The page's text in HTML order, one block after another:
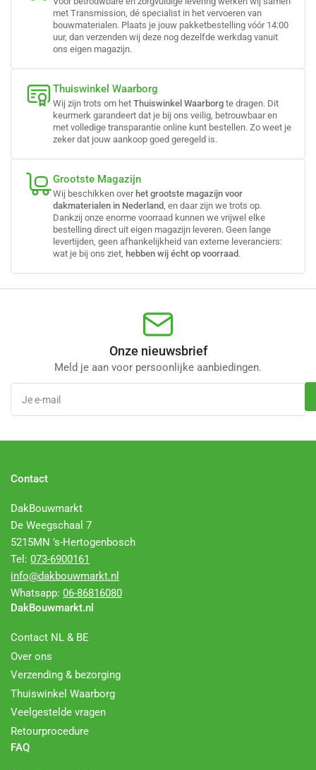
met Transmission, dé specialist in het vervoeren van
bouwmaterialen. Plaats je jouw pakketbestelling vóór 14:00
uur, dan verzenden wij deze nog dezelfde werkdag vanuit
ons eigen magazijn.
Thuiswinkel Waarborg
Wij zijn trots om het Thuiswinkel Waarborg te dragen. Dit
keurmerk garandeert dat je bij ons veilig, betrouwbaar en
met volledige transparantie online kunt bestellen. Zo weet je
zeker dat jouw aankoop goed geregeld is.
Grootste Magazijn
Wij beschikken over het grootste magazijn voor
dakmaterialen in Nederland, en daar zijn we trots op.
Dankzij onze enorme voorraad kunnen we vrijwel elke
bestelling direct uit eigen magazijn leveren. Geen lange
levertijden, geen afhankelijkheid van externe leveranciers:
wat je bij ons ziet, hebben wij écht op voorraad .
Onze nieuwsbrief
Meld je aan voor persoonlijke aanbiedingen.
Je
mail
Contact
DakBouwmarkt
De Weegschaal 7
5215MN ’s-Hertogenbosch
Tel: 073-6900161
info@dakbouwmarkt.nl
Whatsapp: 06-86816080
DakBouwmarkt.nl
Contact NL & BE
Over ons
Verzending & bezorging
Thuiswinkel Waarborg
Veelgestelde vragen
Retourprocedure
FAQ